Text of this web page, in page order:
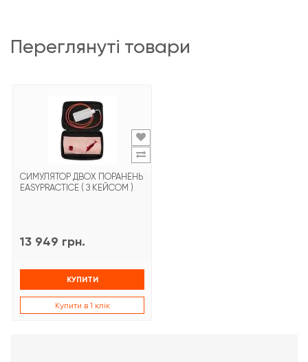
переглянуті товари
СИМУЛЯТОР ДВОХ ПОРАНЕНЬ
EASYPRACTICE ( З КЕЙСОМ )
13 949 грн.
КУПИТИ
Купити в 1 клік